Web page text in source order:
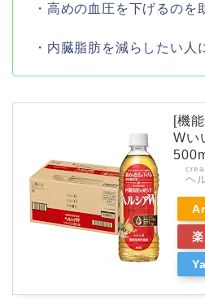
・高めの血圧を下げるのを
・内臓脂肪を減らしたい人
[機
Wい
ヘ